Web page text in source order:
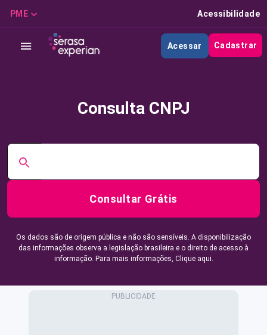
PME Acessibilidade
Acessar Cadastrar
Consulta CNPJ
Consultar Grátis
Os dados são de origem pública e não são sensíveis. A disponibilização
das informações observa a legislação brasileira e o direito de acesso à
informação. Para mais informações, Clique aqui.